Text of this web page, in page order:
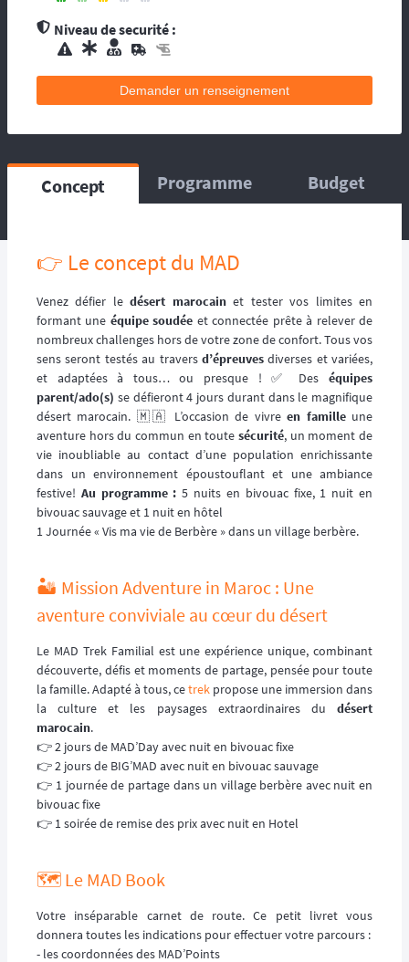
Niveau de securité :
contacts d’assistance médicale locale.
L’organisation dispose de médecin(s), et
le circuit, ou suivent la progression de la
course. La balise satellitaire est fortement
L’organisation dispose d’au moins une
ambulance et/ou véhicule médicalisé à
poste ainsi que des médecins et équipes
L’organisation dispose d’hélicoptère(s),
ainsi que des médecins et équipes médicales
qui se répartissent sur le circuit, ou suivent la
progression de la course.
Demander un renseignement
Concept Programme Budget
👉️ Le concept du MAD
Venez défier ledésert marocainet tester vos limites en
formant une équipe soudée et connectée prête à relever de
nombreux challenges hors de votre zone de confort. Tous vos
sens seront testés au travers d’épreuvesdiverses et variées,
et adaptées à tous… ou presque ! ✅️ Des équipes
parent/ado(s) se défieront 4 jours durant dans le magnifique
désert marocain. 🇲🇦 L’occasion de vivreen familleune
aventure hors du commun en toute sécurité, un moment de
vie inoubliable au contact d’une population enrichissante
dans un environnement époustouflant et une ambiance
festive! Au programme :5 nuits en bivouac fixe, 1 nuit en
bivouac sauvage et 1 nuit en hôtel
1 Journée « Vis ma vie de Berbère » dans un village berbère.
🏜️ Mission Adventure in Maroc : Une
aventure conviviale au cœur du désert
Le MAD Trek Familial est une expérience unique, combinant
découverte, défis et moments de partage, pensée pour toute
la famille. Adapté à tous, cetrek propose une immersion dans
la culture et les paysages extraordinaires du désert
marocain.
👉 2 jours de MAD’Day avec nuit en bivouac fixe
👉 2 jours de BIG’MAD avec nuit en bivouac sauvage
👉 1 journée de partage dans un village berbère avec nuit en
bivouac fixe
👉 1 soirée de remise des prix avec nuit en Hotel
🗺️ Le MAD Book
Votre inséparable carnet de route. Ce petit livret vous
donnera toutes les indications pour effectuer votre parcours :
- les coordonnées des MAD’Points